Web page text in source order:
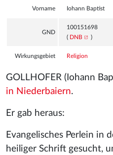
Vorname Iohann Baptist
GND
100151698
( DNB )
Wirkungsgebiet Religion
GOLLHOFER (Iohann
in Niederbaiern.
Er gab heraus:
Evangelisches Perlein in
heiliger Schrift gesucht,